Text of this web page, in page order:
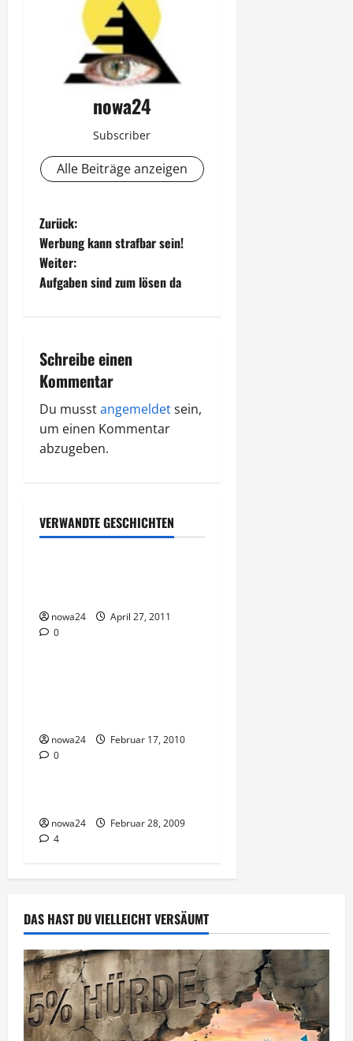
nowa24
Subscriber
Alle Beiträge anzeigen
B
e
i
r
a
g
s
a
g
i
o
Zurück:
Werbung kann strafbar sein!
Weiter:
Aufgaben sind zum lösen da
Schreibe einen
Kommentar
Du musstangemeldetsein,
um einen Kommentar
abzugeben.
VERWANDTE GESCHICHTEN
Vorsicht Risiko!
nowa24
April 27, 2011
0Vorsicht Risiko!
nowa24
Februar 17, 2010
0Vorsicht Risiko!
nowa24
Februar 28, 2009
4
DAS HAST DU VIELLEICHT VERSÄUMT